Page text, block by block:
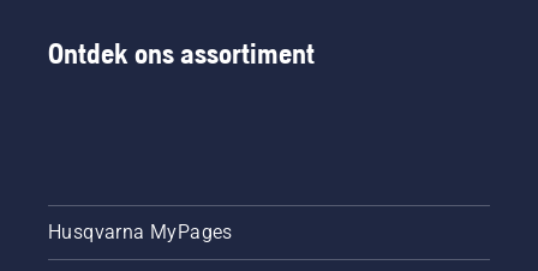
pauzeren.
stopt en
motor
start.
Ontdek ons assortiment
Husqvarna MyPages